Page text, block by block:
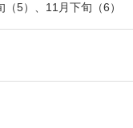
5） 、 11月下旬（6）